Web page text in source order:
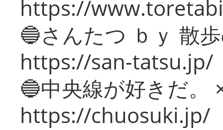
https://
🔵さんたつ ｂｙ 散
https://san-tatsu.jp/
🔵中央線が好きだ。
https://chuosuki.jp/